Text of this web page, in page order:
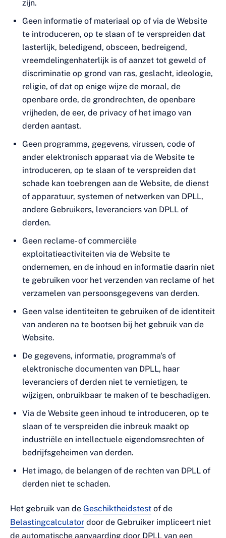
zijn.
Geen informatie of materiaal op of via de Website
te introduceren, op te slaan of te verspreiden dat
lasterlijk, beledigend, obsceen, bedreigend,
vreemdelingenhaterlijk is of aanzet tot geweld of
discriminatie op grond van ras, geslacht, ideologie,
religie, of dat op enige wijze de moraal, de
openbare orde, de grondrechten, de openbare
vrijheden, de eer, de privacy of het imago van
derden aantast.
Geen programma, gegevens, virussen, code of
ander elektronisch apparaat via de Website te
introduceren, op te slaan of te verspreiden dat
schade kan toebrengen aan de Website, de dienst
of apparatuur, systemen of netwerken van DPLL,
andere Gebruikers, leveranciers van DPLL of
derden.
Geen reclame- of commerciële
exploitatieactiviteiten via de Website te
ondernemen, en de inhoud en informatie daarin niet
te gebruiken voor het verzenden van reclame of het
verzamelen van persoonsgegevens van derden.
Geen valse identiteiten te gebruiken of de identiteit
van anderen na te bootsen bij het gebruik van de
Website.
De gegevens, informatie, programma's of
elektronische documenten van DPLL, haar
leveranciers of derden niet te vernietigen, te
wijzigen, onbruikbaar te maken of te beschadigen.
Via de Website geen inhoud te introduceren, op te
slaan of te verspreiden die inbreuk maakt op
industriële en intellectuele eigendomsrechten of
bedrijfsgeheimen van derden.
Het imago, de belangen of de rechten van DPLL of
derden niet te schaden.
Het gebruik van de Geschiktheidstest of de
Belastingcalculator door de Gebruiker impliceert niet
de automatische aanvaarding door DPLL van een